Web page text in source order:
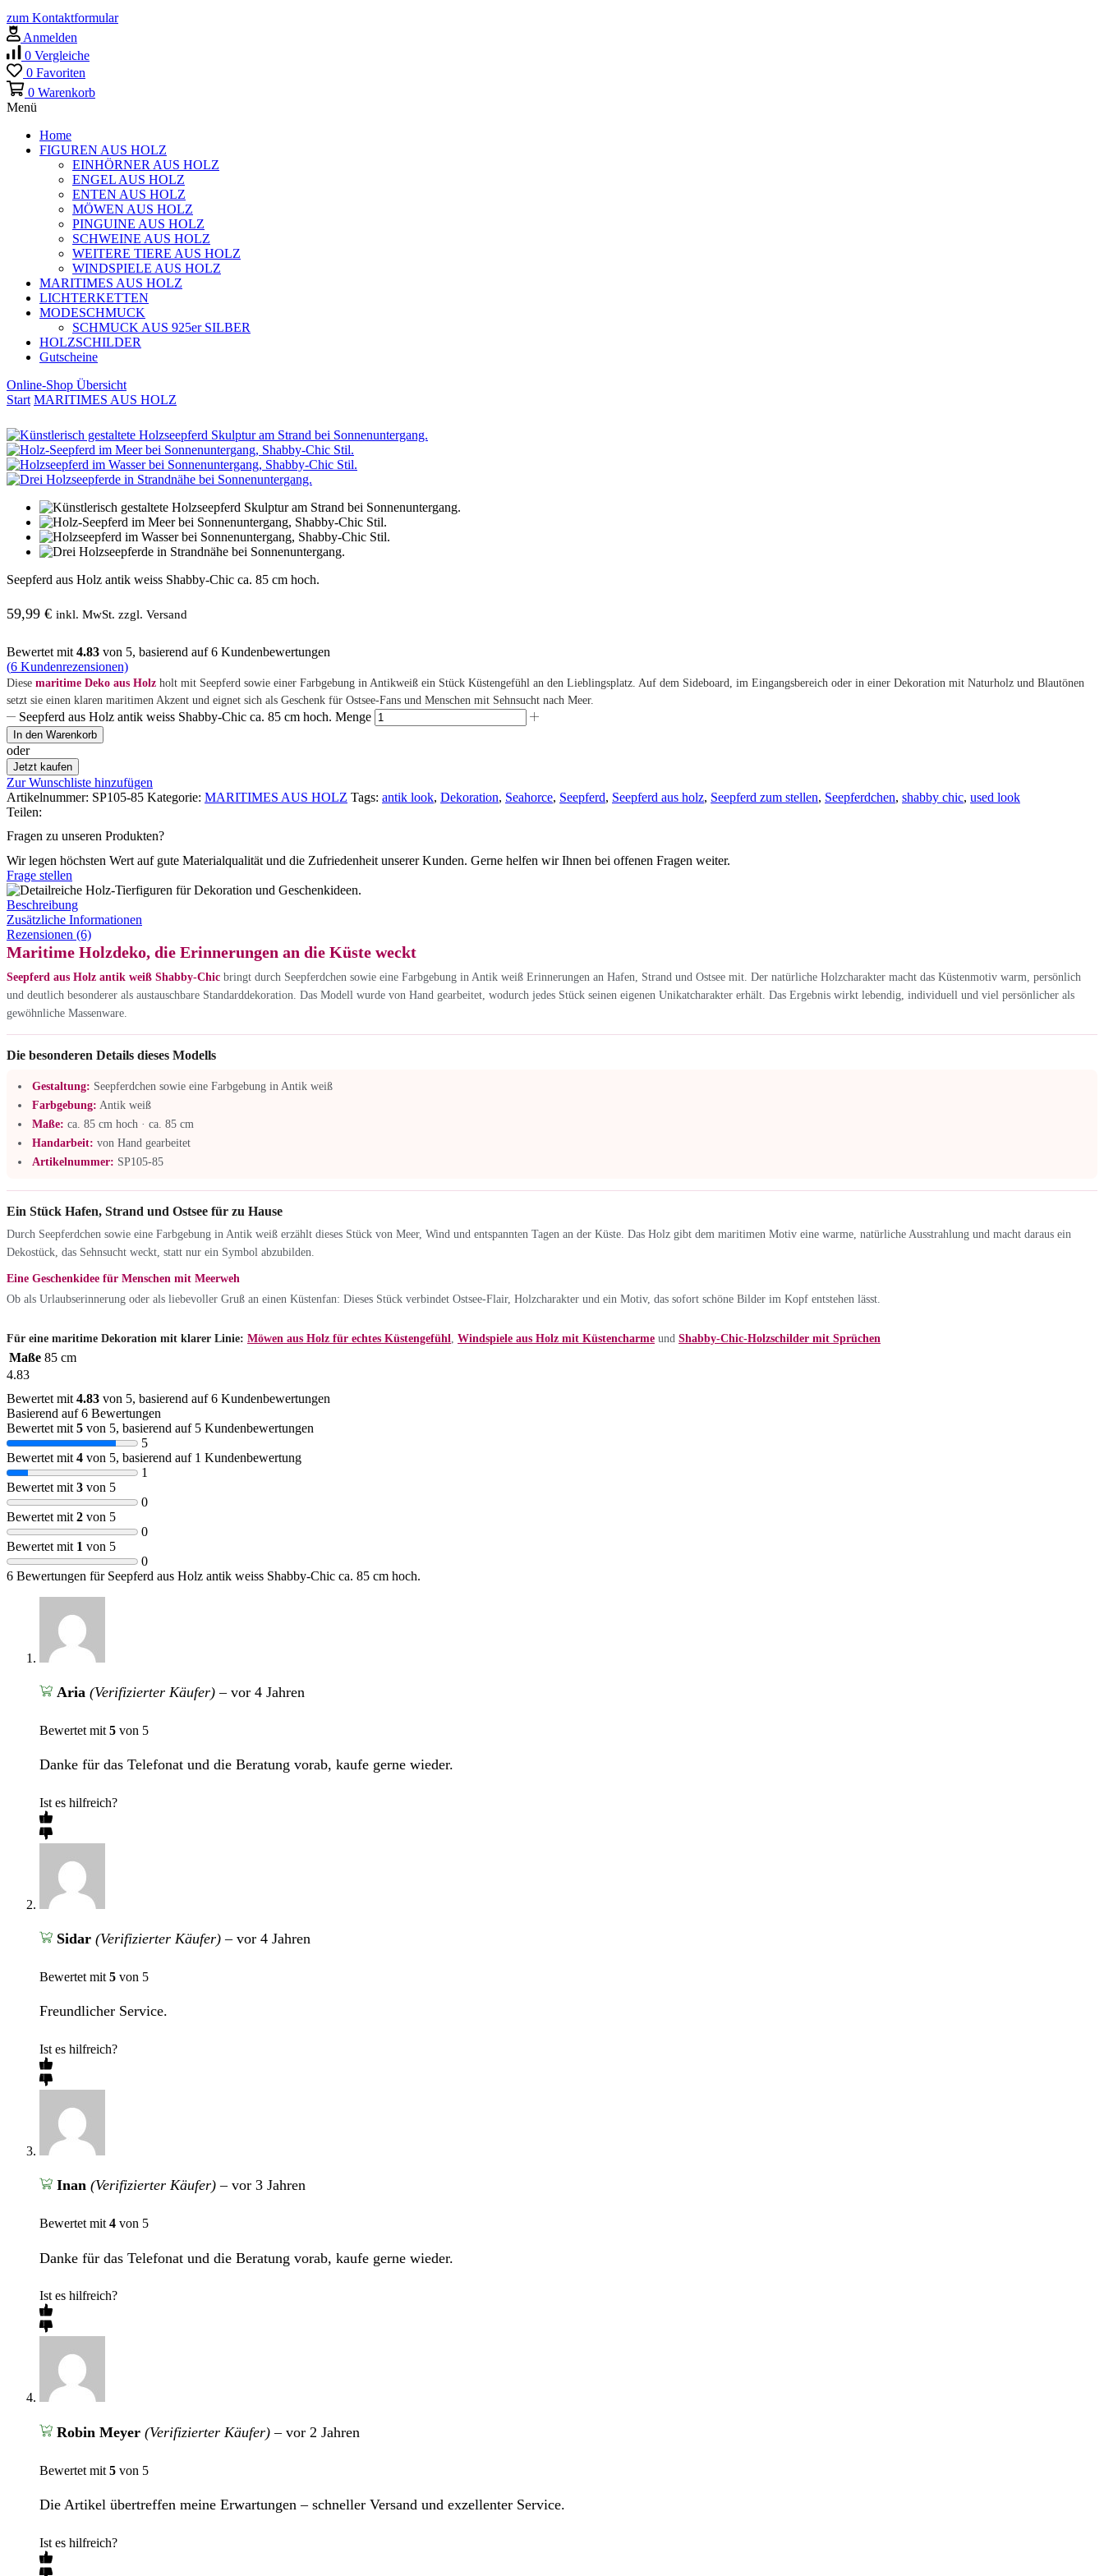
zum Kontaktformular
Anmelden
0 Vergleiche
0 Favoriten
0 Warenkorb
Menü
Home
FIGUREN AUS HOLZ
EINHÖRNER AUS HOLZ
ENGEL AUS HOLZ
ENTEN AUS HOLZ
MÖWEN AUS HOLZ
PINGUINE AUS HOLZ
SCHWEINE AUS HOLZ
WEITERE TIERE AUS HOLZ
WINDSPIELE AUS HOLZ
MARITIMES AUS HOLZ
LICHTERKETTEN
MODESCHMUCK
SCHMUCK AUS 925er SILBER
HOLZSCHILDER
Gutscheine
Online-Shop Übersicht
Start MARITIMES AUS HOLZ
Seepferd aus Holz antik weiss Shabby-Chic ca. 85 cm hoch.
59,99 € inkl. MwSt. zzgl. Versand
Bewertet mit 4.83 von 5, basierend auf6 Kundenbewertungen
(6 Kundenrezensionen)
Diese maritime Deko aus Holz holt mit Seepferd sowie einer Farbgebung in Antikweiß ein Stück Küstengefühl an den Lieblingsplatz. Auf dem Sideboard, im Eingangsbereich oder in einer Dekoration mit Naturholz und Blautönen
setzt sie einen klaren maritimen Akzent und eignet sich als Geschenk für Ostsee-Fans und Menschen mit Sehnsucht nach Meer.
Seepferd aus Holz antik weiss Shabby-Chic ca. 85 cm hoch. Menge
In den Warenkorb
oder
Jetzt kaufen
Zur Wunschliste hinzufügen
Artikelnummer: SP105-85 Kategorie: MARITIMES AUS HOLZ Tags: antik look, Dekoration, Seahorce, Seepferd, Seepferd aus holz, Seepferd zum stellen, Seepferdchen, shabby chic, used look
Teilen:
Fragen zu unseren Produkten?
Wir legen höchsten Wert auf gute Materialqualität und die Zufriedenheit unserer Kunden. Gerne helfen wir Ihnen bei offenen Fragen weiter.
Frage stellen
Beschreibung
Zusätzliche Informationen
Rezensionen (6)
Maritime Holzdeko, die Erinnerungen an die Küste weckt
Seepferd aus Holz antik weiß Shabby-Chic bringt durch Seepferdchen sowie eine Farbgebung in Antik weiß Erinnerungen an Hafen, Strand und Ostsee mit. Der natürliche Holzcharakter macht das Küstenmotiv warm, persönlich
und deutlich besonderer als austauschbare Standarddekoration. Das Modell wurde von Hand gearbeitet, wodurch jedes Stück seinen eigenen Unikatcharakter erhält. Das Ergebnis wirkt lebendig, individuell und viel persönlicher als
gewöhnliche Massenware.
Die besonderen Details dieses Modells
Gestaltung: Seepferdchen sowie eine Farbgebung in Antik weiß
Farbgebung: Antik weiß
Maße: ca. 85 cm hoch · ca. 85 cm
Handarbeit: von Hand gearbeitet
Artikelnummer: SP105-85
Ein Stück Hafen, Strand und Ostsee für zu Hause
Durch Seepferdchen sowie eine Farbgebung in Antik weiß erzählt dieses Stück von Meer, Wind und entspannten Tagen an der Küste. Das Holz gibt dem maritimen Motiv eine warme, natürliche Ausstrahlung und macht daraus ein
Dekostück, das Sehnsucht weckt, statt nur ein Symbol abzubilden.
Eine Geschenkidee für Menschen mit Meerweh
Ob als Urlaubserinnerung oder als liebevoller Gruß an einen Küstenfan: Dieses Stück verbindet Ostsee-Flair, Holzcharakter und ein Motiv, das sofort schöne Bilder im Kopf entstehen lässt.
Für eine maritime Dekoration mit klarer Linie: Möwen aus Holz für echtes Küstengefühl Windspiele aus Holz mit Küstencharme und Shabby-Chic-Holzschilder mit Sprüchen
Maße 85 cm
4.83
Bewertet mit 4.83 von 5, basierend auf6 Kundenbewertungen
Basierend auf 6 Bewertungen
Bewertet mit 5 von 5, basierend auf 5 Kundenbewertungen
5
Bewertet mit 4 von 5, basierend auf 1 Kundenbewertung
1
Bewertet mit 3 von 5
0
Bewertet mit 2 von 5
0
Bewertet mit 1 von 5
0
6 Bewertungen für Seepferd aus Holz antik weiss Shabby-Chic ca. 85 cm hoch.
Aria (Verifizierter Käufer) – vor 4 Jahren
Bewertet mit 5 von 5
Danke für das Telefonat und die Beratung vorab, kaufe gerne wieder.
Ist es hilfreich?
Sidar (Verifizierter Käufer) – vor 4 Jahren
Bewertet mit 5 von 5
Freundlicher Service.
Ist es hilfreich?
Inan (Verifizierter Käufer) – vor 3 Jahren
Bewertet mit 4 von 5
Danke für das Telefonat und die Beratung vorab, kaufe gerne wieder.
Ist es hilfreich?
Robin Meyer (Verifizierter Käufer) – vor 2 Jahren
Bewertet mit 5 von 5
Die Artikel übertreffen meine Erwartungen – schneller Versand und exzellenter Service.
Ist es hilfreich?